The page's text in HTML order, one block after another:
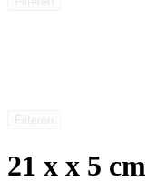
21 x x 5 cm